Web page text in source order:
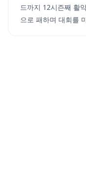
드까지 12시즌째 활
으로 패하며 대회를